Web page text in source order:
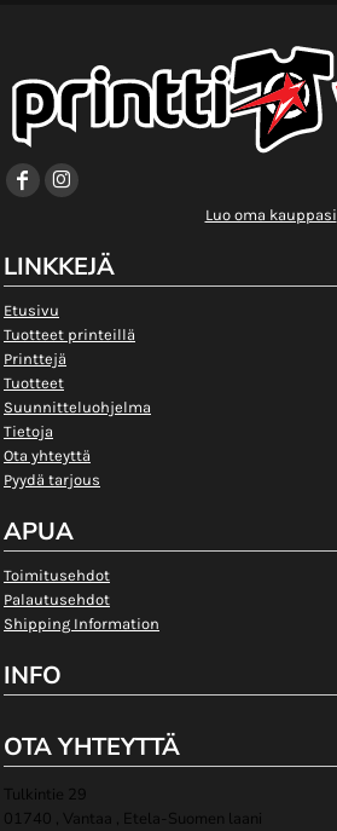
Luo oma kauppasi
LINKKEJÄ
Etusivu
Tuotteet printeillä
Printtejä
Tuotteet
Suunnitteluohjelma
Tietoja
Ota yhteyttä
Pyydä tarjous
APUA
Toimitusehdot
Palautusehdot
Shipping Information
INFO
OTA YHTEYTTÄ
Tulkintie 29
01740 , Vantaa , Etela-Suomen laani